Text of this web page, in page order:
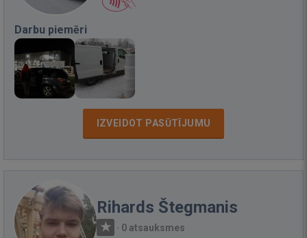
Darbu piemēri
IZVEIDOT PASŪTĪJUMU
Rihards Štegmanis
· 0 atsauksmes